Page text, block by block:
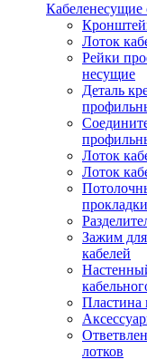
Кабеленесущие
Лоток
Рейки
несущие
Деталь
Лоток
Лоток
Зажим
кабелей
Пластина
лотков